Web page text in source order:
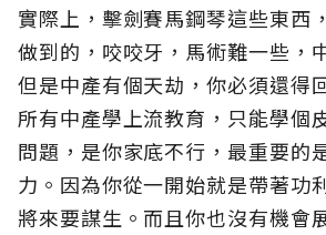
實際上，擊劍賽馬鋼琴這些東西
做到的，咬咬牙，馬術難一些，
但是中產有個天劫，你必須還得
所有中產學上流教育，只能學個
問題，是你家底不行，最重要的
力。因為你從一開始就是帶著功
將來要謀生。而且你也沒有機會